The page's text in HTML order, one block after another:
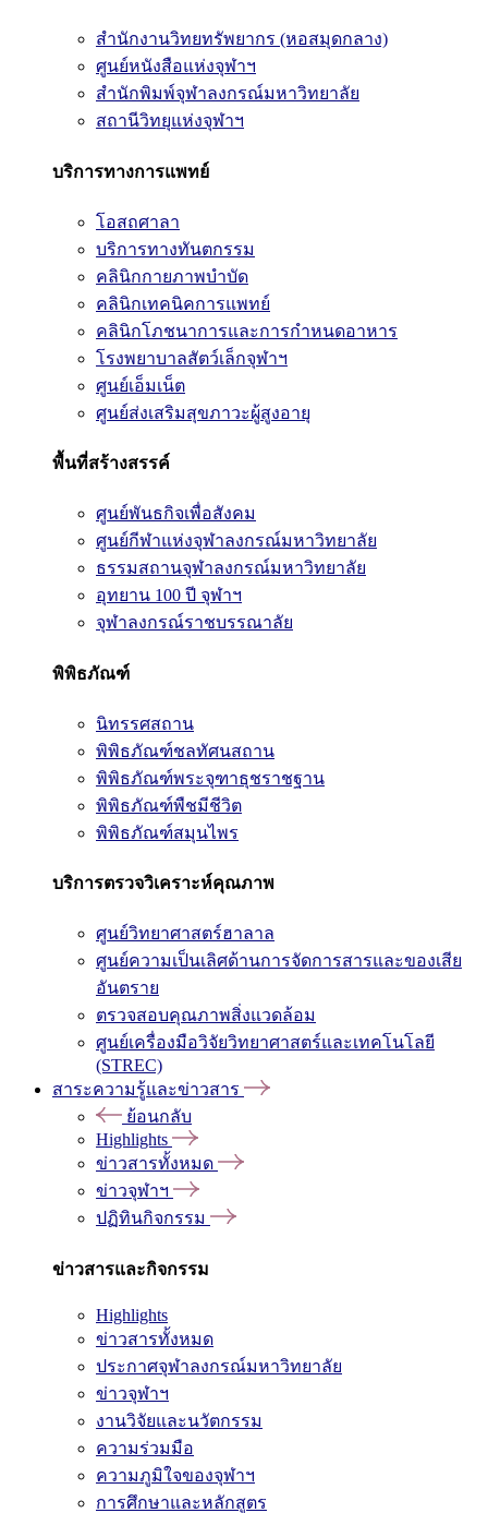
สำนักงานวิทยทรัพยากร (หอสมุดกลาง)
ศูนย์หนังสือแห่งจุฬาฯ
สำนักพิมพ์จุฬาลงกรณ์มหาวิทยาลัย
สถานีวิทยุแห่งจุฬาฯ
บริการทางการแพทย์
โอสถศาลา
บริการทางทันตกรรม
คลินิกกายภาพบำบัด
คลินิกเทคนิคการแพทย์
คลินิกโภชนาการและการกำหนดอาหาร
โรงพยาบาลสัตว์เล็กจุฬาฯ
ศูนย์เอ็มเน็ต
ศูนย์ส่งเสริมสุขภาวะผู้สูงอายุ
พื้นที่สร้างสรรค์
ศูนย์พันธกิจเพื่อสังคม
ศูนย์กีฬาแห่งจุฬาลงกรณ์มหาวิทยาลัย
ธรรมสถานจุฬาลงกรณ์มหาวิทยาลัย
อุทยาน 100 ปี จุฬาฯ
จุฬาลงกรณ์ราชบรรณาลัย
พิพิธภัณฑ์
นิทรรศสถาน
พิพิธภัณฑ์ชลทัศนสถาน
พิพิธภัณฑ์พระจุฑาธุชราชฐาน
พิพิธภัณฑ์พืชมีชีวิต
พิพิธภัณฑ์สมุนไพร
บริการตรวจวิเคราะห์คุณภาพ
ศูนย์วิทยาศาสตร์ฮาลาล
ศูนย์ความเป็นเลิศด้านการจัดการสารและของเสีย
อันตราย
ตรวจสอบคุณภาพสิ่งแวดล้อม
ศูนย์เครื่องมือวิจัยวิทยาศาสตร์และเทคโนโลยี
(STREC)
สาระความรู้และข่าวสาร
ย้อนกลับ
Highlights
ข่าวสารทั้งหมด
ข่าวจุฬาฯ
ปฏิทินกิจกรรม
ข่าวสารและกิจกรรม
Highlights
ข่าวสารทั้งหมด
ประกาศจุฬาลงกรณ์มหาวิทยาลัย
ข่าวจุฬาฯ
งานวิจัยและนวัตกรรม
ความร่วมมือ
ความภูมิใจของจุฬาฯ
การศึกษาและหลักสูตร